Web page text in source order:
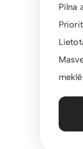
Pilna